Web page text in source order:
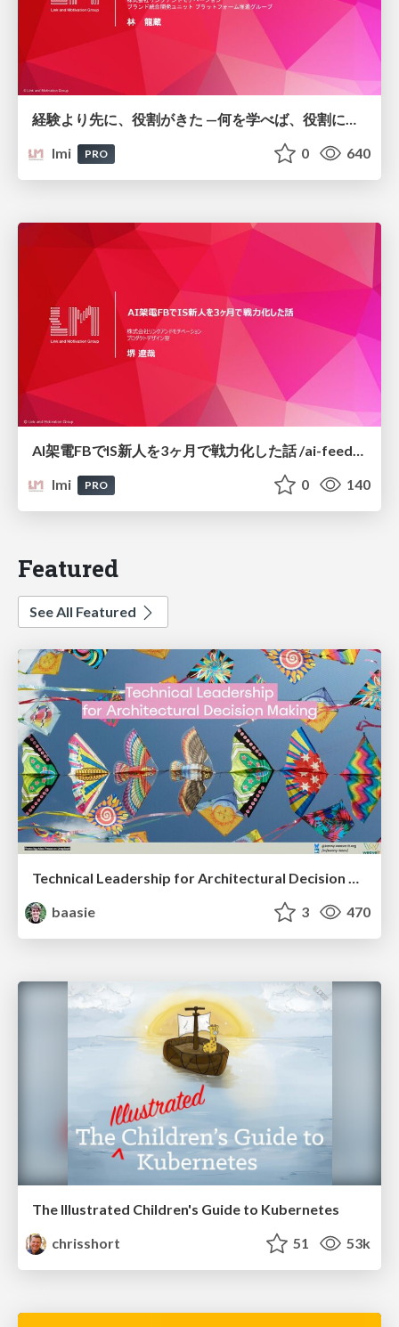
経験より先に、役割がきた —何を学べば、役割に追いつけるか/エンジニアの役割の変化に向き合うConference 2026
lmi
PRO 0 640
AI架電FBでIS新人を3ヶ月で戦力化した話 /ai-feedback-3month-rampup_link-and-motivation
lmi
PRO 0 140
Featured
See All Featured
baasie
3 470
The Illustrated Children's Guide to Kubernetes
chrisshort
51 53k